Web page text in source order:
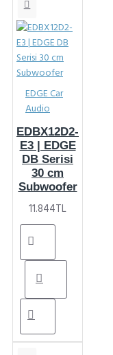
EDGE Car
Audio
EDBX12D2-
E3 | EDGE
DB Serisi
30 cm
Subwoofer
11.844TL